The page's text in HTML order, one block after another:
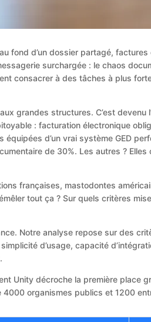
fond d’un dossier partagé,
surchargée : le chaos
consacrer à des tâches à plus
grandes structures. C’est devenu
: facturation électronique
d’un vrai système GED
de 30%. Les autres ?
françaises, mastodontes
tout ça ? Sur quels critères
Notre analyse repose sur des
d’usage, capacité
Unity décroche la première place
organismes publics et 1200